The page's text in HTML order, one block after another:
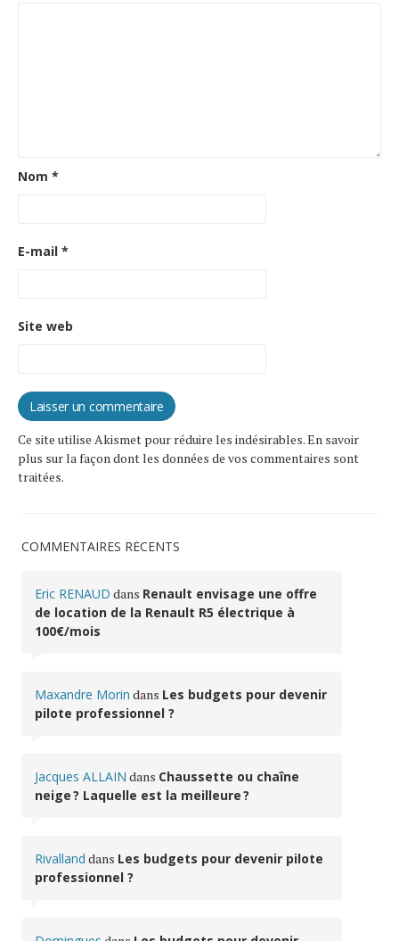
Nom *
E-mail *
Site web
Ce site utilise Akismet pour réduire les indésirables.En savoir
plus sur la façon dont les données de vos commentaires sont
traitées.
COMMENTAIRES RÉCENTS
Eric RENAUD dans Renault envisage une offre
de location de la Renault R5 électrique à
100€/mois
Maxandre Morin dans Les budgets pour devenir
pilote professionnel ?
Jacques ALLAIN dans Chaussette ou chaîne
neige ? Laquelle est la meilleure ?
Rivalland dans Les budgets pour devenir pilote
professionnel ?